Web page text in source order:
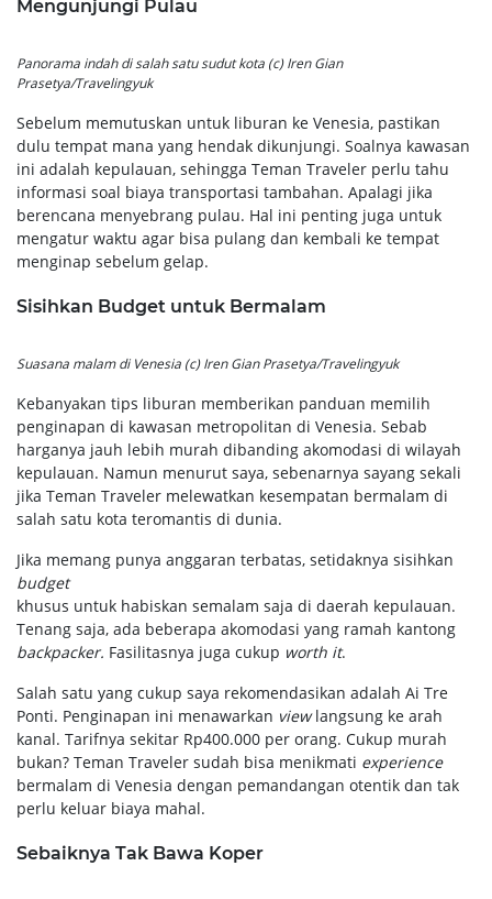
Mengunjungi Pulau
Panorama indah di salah satu sudut kota (c) Iren Gian
Prasetya/Travelingyuk
Sebelum memutuskan untuk liburan ke Venesia, pastikan
dulu tempat mana yang hendak dikunjungi. Soalnya kawasan
ini adalah kepulauan, sehingga Teman Traveler perlu tahu
informasi soal biaya transportasi tambahan. Apalagi jika
berencana menyebrang pulau. Hal ini penting juga untuk
mengatur waktu agar bisa pulang dan kembali ke tempat
menginap sebelum gelap.
Sisihkan Budget untuk Bermalam
Suasana malam di Venesia (c) Iren Gian Prasetya/Travelingyuk
Kebanyakan tips liburan memberikan panduan memilih
penginapan di kawasan metropolitan di Venesia. Sebab
harganya jauh lebih murah dibanding akomodasi di wilayah
kepulauan. Namun menurut saya, sebenarnya sayang sekali
jika Teman Traveler melewatkan kesempatan bermalam di
salah satu kota teromantis di dunia.
Jika memang punya anggaran terbatas, setidaknya sisihkan
budget
khusus untuk habiskan semalam saja di daerah kepulauan.
Tenang saja, ada beberapa akomodasi yang ramah kantong
backpacker. Fasilitasnya juga cukup worth it.
Salah satu yang cukup saya rekomendasikan adalah Ai Tre
Ponti. Penginapan ini menawarkan viewlangsung ke arah
kanal. Tarifnya sekitar Rp400.000 per orang. Cukup murah
bukan? Teman Traveler sudah bisa menikmati experience
bermalam di Venesia dengan pemandangan otentik dan tak
perlu keluar biaya mahal.
Sebaiknya Tak Bawa Koper